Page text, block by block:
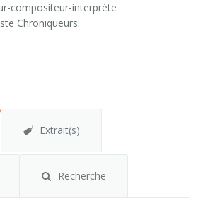
compositeur-interprète
Chroniqueurs:
Extrait(s)
Recherche